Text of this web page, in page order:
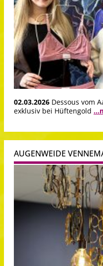
02.03.2026 Dessous vom
exklusiv bei Hüftengold
AUGENWEIDE